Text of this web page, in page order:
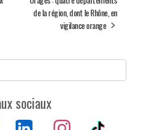
de la région, dont le Rhône, en
vigilance orange
sociaux